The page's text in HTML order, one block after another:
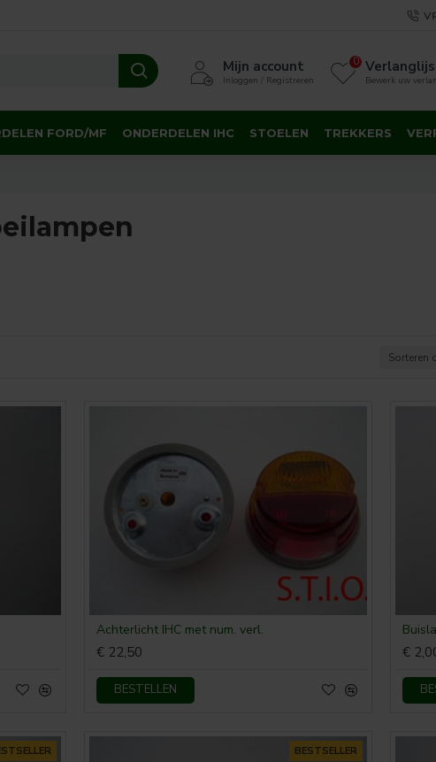
Mijn account
Inloggen / Registreren Bewerk uw
0
FORD/MF ONDERDELEN IHC STOELEN TREKKERS
Sorteren
Achterlicht IHC met num. verl.
€ 22,50
BESTELLEN
€
BESTSELLER